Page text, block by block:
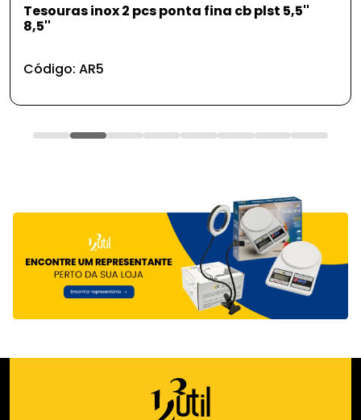
Tesouras inox 2 pcs ponta fina cb plst 5,5''
8,5''
Código: AR5